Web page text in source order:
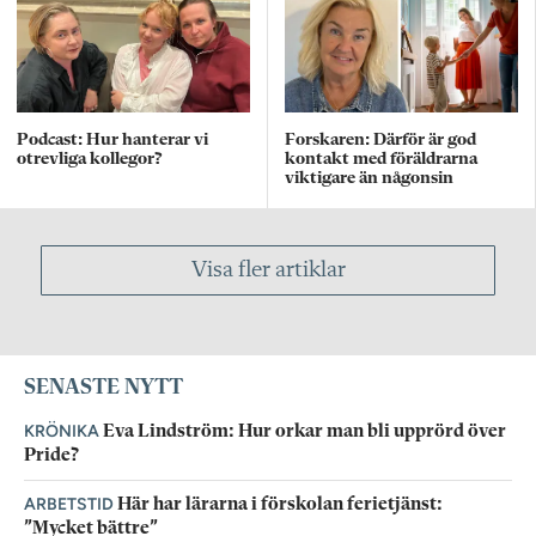
Podcast: Hur hanterar vi
otrevliga kollegor?
Forskaren: Därför är god
kontakt med föräldrarna
viktigare än någonsin
Visa fler artiklar
SENASTE NYTT
KRÖNIKA Eva Lindström: Hur orkar man bli upprörd över
Pride?
ARBETSTIDHär har lärarna i förskolan ferietjänst:
”Mycket bättre”